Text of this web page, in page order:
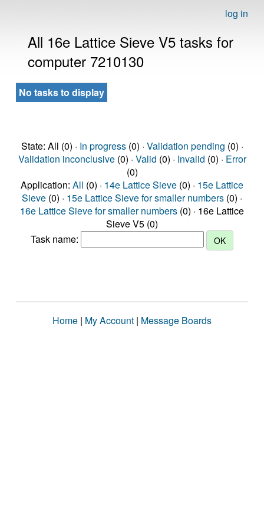
log in
All 16e Lattice Sieve V5 tasks for
computer 7210130
No tasks to display
State: All (0) · In progress(0) · Validation pending (0) ·
Validation inconclusive(0) · Valid (0) · Invalid (0) · Error
(0)
Application: All (0) · 14e Lattice Sieve (0) · 15e Lattice
Sieve (0) · 15e Lattice Sieve for smaller numbers (0) ·
16e Lattice Sieve for smaller numbers (0) · 16e Lattice
Sieve V5 (0)
Task name:
Home | My Account | Message Boards